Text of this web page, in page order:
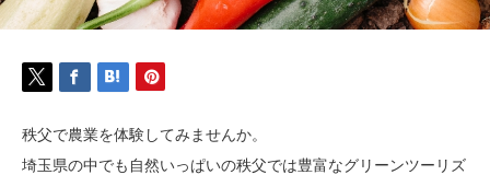
秩父で農業を体験してみませんか。
埼玉県の中でも自然いっぱいの秩父では豊富なグリーンツーリズ